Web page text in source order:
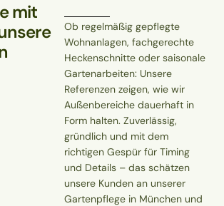
mit
Ob regelmäßig gepflegte
Wohnanlagen, fachgerechte
Heckenschnitte oder saisonale
Gartenarbeiten: Unsere
Referenzen zeigen, wie wir
Außenbereiche dauerhaft in
Form halten. Zuverlässig,
gründlich und mit dem
richtigen Gespür für Timing
und Details – das schätzen
unsere Kunden an unserer
Gartenpflege in München und